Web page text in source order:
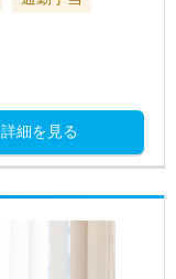
詳細を見る